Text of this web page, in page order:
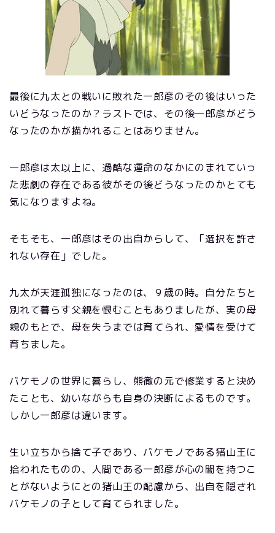
最後に九太との戦いに敗れた一郎彦のその後はいった
いどうなったのか？ラストでは、その後一郎彦がどう
なったのかが描かれることはありません。
一郎彦は太以上に、過酷な運命のなかにのまれていっ
た悲劇の存在である彼がその後どうなったのかとても
気になりますよね。
そもそも、一郎彦はその出自からして、「選択を許さ
れない存在」でした。
九太が天涯孤独になったのは、９歳の時。自分たちと
別れて暮らす父親を恨むこともありましたが、実の母
親のもとで、母を失うまでは育てられ、愛情を受けて
育ちました。
バケモノの世界に暮らし、熊徹の元で修業すると決め
たことも、幼いながらも自身の決断によるものです。
しかし一郎彦は違います。
生い立ちから捨て子であり、バケモノである猪山王に
拾われたものの、人間である一郎彦が心の闇を持つこ
とがないようにとの猪山王の配慮から、出自を隠され
バケモノの子として育てられました。